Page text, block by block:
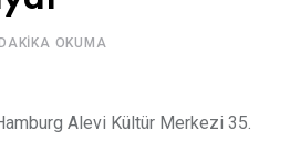
OKUMA
Alevi Kültür Merkezi 35.